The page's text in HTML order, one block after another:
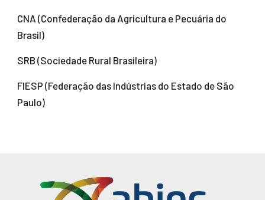
CNA (Confederação da Agricultura e Pecuária do
Brasil)
SRB (Sociedade Rural Brasileira)
FIESP (Federação das Indústrias do Estado de São
Paulo)